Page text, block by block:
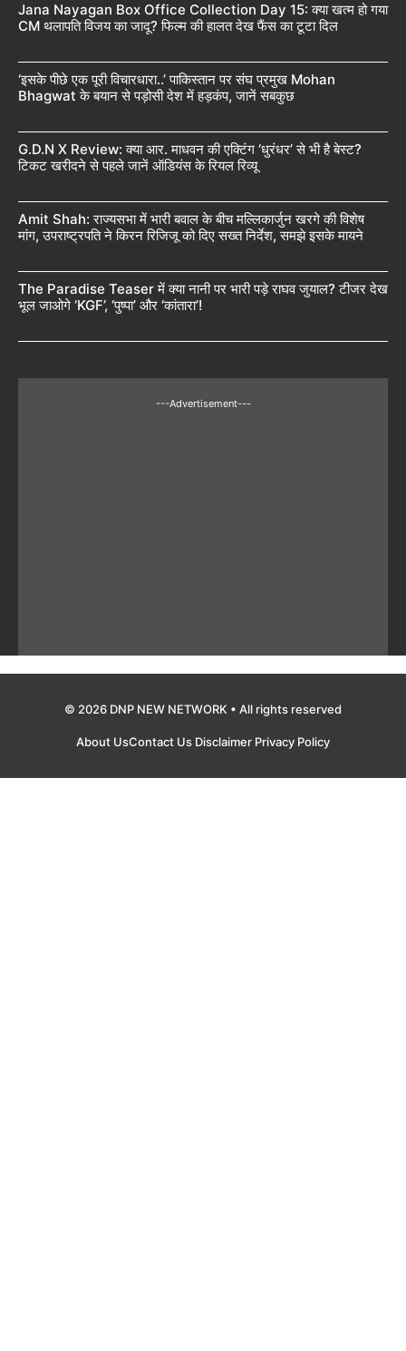
Jana Nayagan Box Office Collection Day 15: क्या खत्म हो गया
CM थलापति विजय का जादू? फिल्म की हालत देख फैंस का टूटा दिल
‘इसके पीछे एक पूरी विचारधारा..’ पाकिस्तान पर संघ प्रमुख Mohan
Bhagwat के बयान से पड़ोसी देश में हड़कंप, जानें सबकुछ
G.D.N X Review: क्या आर. माधवन की एक्टिंग ‘धुरंधर’ से भी है बेस्ट?
टिकट खरीदने से पहले जानें ऑडियंस के रियल रिव्यू
Amit Shah: राज्यसभा में भारी बवाल के बीच मल्लिकार्जुन खरगे की विशेष
मांग, उपराष्ट्रपति ने किरन रिजिजू को दिए सख्त निर्देश, समझे इसके मायने
The Paradise Teaser में क्या नानी पर भारी पड़े राघव जुयाल? टीजर देख
भूल जाओगे ‘KGF’, ‘पुष्पा’ और ‘कांतारा’!
---Advertisement---
© 2026 DNP NEW NETWORK • All rights reserved
About UsContact Us Disclaimer Privacy Policy